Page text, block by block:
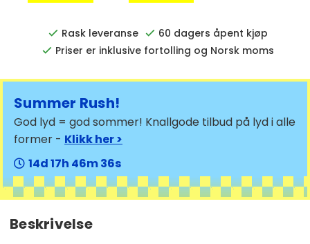
Rask leveranse
60 dagers åpent kjøp
Priser er inklusive fortolling og Norsk moms
Summer Rush!
God lyd = god sommer! Knallgode tilbud på lyd i alle
former - Klikk her >
14
17 46 35
Beskrivelse